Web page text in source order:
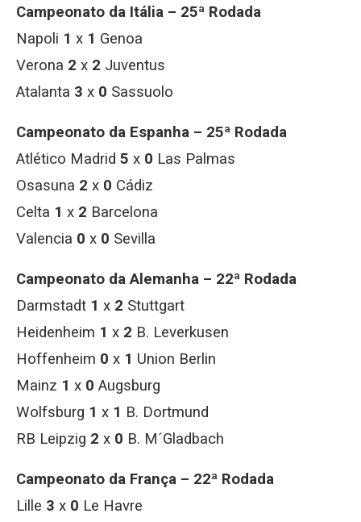
Campeonato da Itália – 25ª Rodada
Napoli 1 x 1 Genoa
Verona 2 x 2 Juventus
Atalanta 3 x 0 Sassuolo
Campeonato da Espanha – 25ª Rodada
Atlético Madrid 5 x 0 Las Palmas
Osasuna 2 x 0 Cádiz
Celta 1 x 2 Barcelona
Valencia 0 x 0 Sevilla
Campeonato da Alemanha – 22ª Rodada
Darmstadt 1 x 2 Stuttgart
Heidenheim 1 x 2 B. Leverkusen
Hoffenheim 0 x 1 Union Berlin
Mainz 1 x 0 Augsburg
Wolfsburg 1 x 1 B. Dortmund
RB Leipzig 2 x 0 B. M´Gladbach
Campeonato da França – 22ª Rodada
Lille 3 x 0 Le Havre